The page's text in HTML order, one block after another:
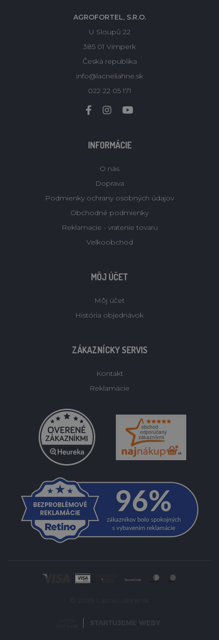
AGROFORTEL, S.R.O.
U Sloupů 22
385 01 Vimperk
Česká republika
info@lacneliahne.sk
022 22 05 171
INFORMÁCIE
O nás
Doprava
Podmienky ochrany osobných údajov
Obchodné podmienky
Reklamacie - vratenie tovaru
Velkoobchod
MÔJ ÚČET
Môj účet
História objednávok
ZÁKAZNÍCKY SERVIS
Kontakt
Reklamácie